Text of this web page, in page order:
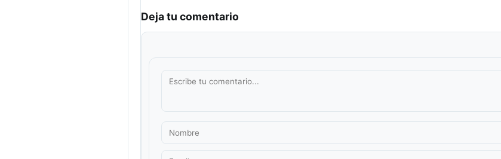
Deja tu comentario